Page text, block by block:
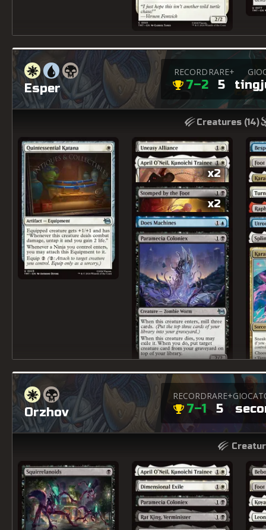
Esper
RECORD
7–2
RARE+
5
Creatures (14)
x2
x2
Orzhov
RECORD
7–1
RARE+
5